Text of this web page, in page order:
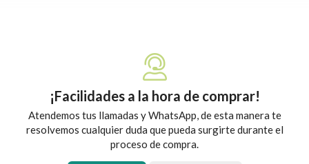
¡Facilidades a la hora de comprar!
Atendemos tus llamadas y WhatsApp, de esta manera te
resolvemos cualquier duda que pueda surgirte durante el
proceso de compra.